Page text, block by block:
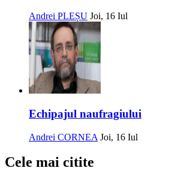
Andrei PLEȘU Joi, 16 Iul
Echipajul naufragiului
Andrei CORNEA Joi, 16 Iul
Cele mai citite